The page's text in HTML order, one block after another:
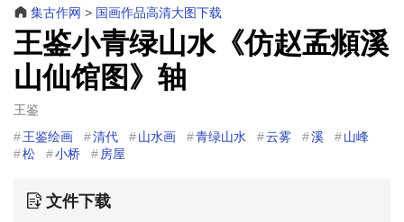
集古作网 > 国画作品高清大图下载
王鉴小青绿山水《仿赵孟頫溪
山仙馆图》轴
王鉴
王鉴绘画 清代 山水画 青绿山水 云雾 溪
山峰
松
小桥 房屋
文件下载
书
画
/
Painting
&
Calligraphy
清
书